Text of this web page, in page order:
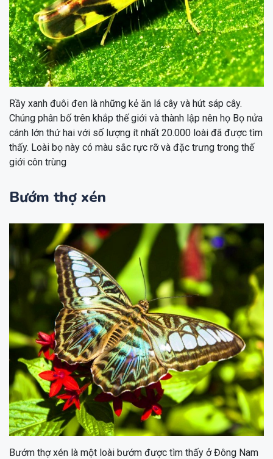
Rầy xanh đuôi đen là những kẻ ăn lá cây và hút sáp cây.
Chúng phân bố trên khắp thế giới và thành lập nên họ Bọ nửa
cánh lớn thứ hai với số lượng ít nhất 20.000 loài đã được tìm
thấy. Loài bọ này có màu sắc rực rỡ và đặc trưng trong thế
giới côn trùng
Bướm thợ xén
Bướm thợ xén là một loài bướm được tìm thấy ở Đông Nam